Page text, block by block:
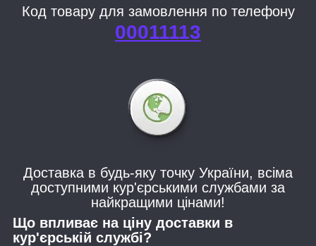
Код товару для замовлення по телефону
00011113
Доставка в будь-яку точку України, всіма
доступними кур'єрськими службами за
найкращими цінами!
Що впливає на ціну доставки в
кур'єрській службі?